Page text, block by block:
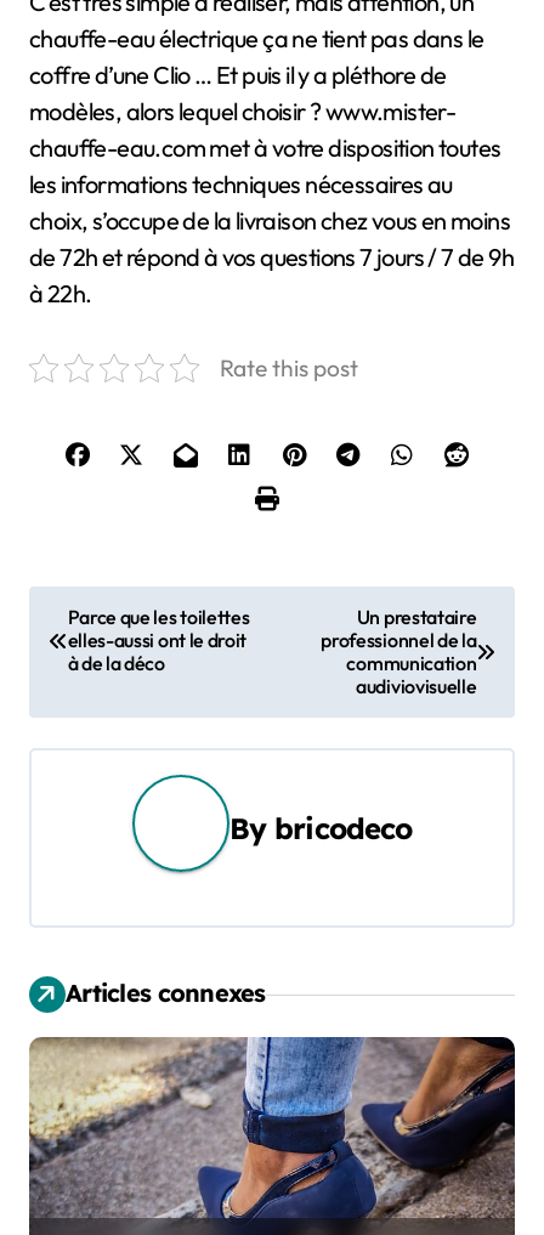
chauffe-eau électrique ça ne tient pas dans le
coffre d’une Clio … Et puis il y a pléthore de
modèles, alors lequel choisir ? www.mister-
chauffe-eau.com met à votre disposition toutes
les informations techniques nécessaires au
choix, s’occupe de la livraison chez vous en moins
de 72h et répond à vos questions 7 jours / 7 de 9h
à 22h.
Rate this post
a
v
i
o
n
d
e
l
Parce que les toilettes
elles-aussi ont le droit
à de la déco
Un prestataire
professionnel de la
communication
audiviovisuelle
By bricodeco
Articles connexes